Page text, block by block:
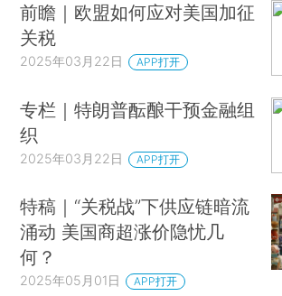
前瞻｜欧盟如何应对美国加征
关税
2025年03月22日 APP打开
专栏｜特朗普酝酿干预金融组
织
2025年03月22日 APP打开
特稿｜“关税战”下供应链暗流
涌动 美国商超涨价隐忧几
何？
2025年05月01日 APP打开